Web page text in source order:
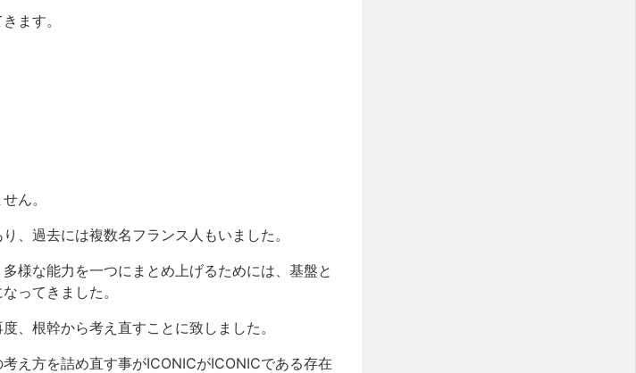
ます。
ん。
、過去には複数名フランス人もいました。
様な能力を一つにまとめ上げるためには、基盤と
ってきました。
、根幹から考え直すことに致しました。
え方を詰め直す事がICONICがICONICである存在